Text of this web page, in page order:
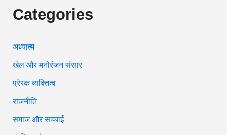
Categories
अध्यात्म
खेल और मनोरंजन संसार
प्रेरक व्यक्तित्व
राजनीति
समाज और सच्चाई